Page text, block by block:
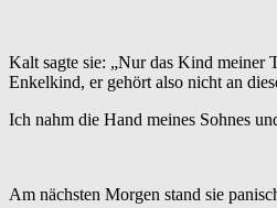
Kalt sagte sie: „Nur das Kind meiner
Enkelkind, er gehört also nicht an
Ich nahm die Hand meines Sohnes
Am nächsten Morgen stand sie